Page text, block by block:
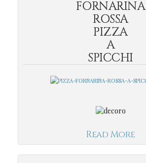
FORNARINA
ROSSA
PIZZA
A
SPICCHI
Read More